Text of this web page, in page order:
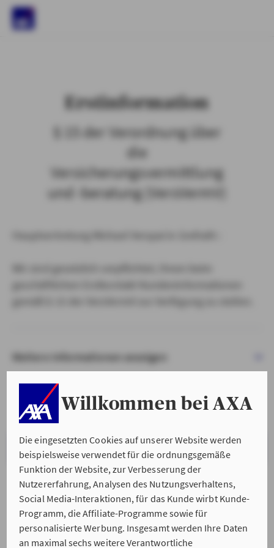
Willkommen bei AXA
Die eingesetzten Cookies auf unserer Website werden
beispielsweise verwendet für die ordnungsgemäße
Funktion der Website, zur Verbesserung der
Nutzererfahrung, Analysen des Nutzungsverhaltens,
Social Media-Interaktionen, für das Kunde wirbt Kunde-
Programm, die Affiliate-Programme sowie für
personalisierte Werbung. Insgesamt werden Ihre Daten
an maximal sechs weitere Verantwortliche
Erstinformation
§ 15 der Verordnung über
die
Versicherungsvermittlung
und -beratung (VersVermV)
Weitere Informationen anzeigen
VERSTANDEN & WEITER